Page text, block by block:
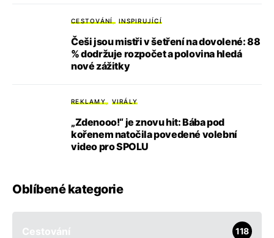
CESTOVÁNÍ INSPIRUJÍCÍ
Češi jsou mistři v šetření na dovolené: 88
% dodržuje rozpočet a polovina hledá
nové zážitky
REKLAMY VIRÁLY
„Zdenooo!“ je znovu hit: Bába pod
kořenem natočila povedené volební
video pro SPOLU
Oblíbené kategorie
Cestování 118